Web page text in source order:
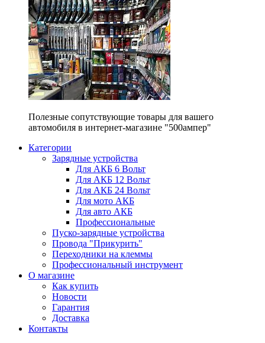
Полезные сопутствующие товары для вашего
автомобиля в интернет-магазине "500ампер"
Категории
Зарядные устройства
Для АКБ 6 Вольт
Для АКБ 12 Вольт
Для АКБ 24 Вольт
Для мото АКБ
Для авто АКБ
Профессиональные
Пуско-зарядные устройства
Провода "Прикурить"
Переходники на клеммы
Профессиональный инструмент
О магазине
Как купить
Новости
Гарантия
Доставка
Контакты